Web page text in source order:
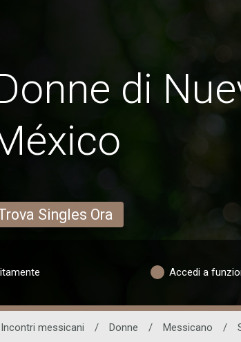
di
Singles Ora
Accedi a
Incontri messicani / Donne / Messicano /